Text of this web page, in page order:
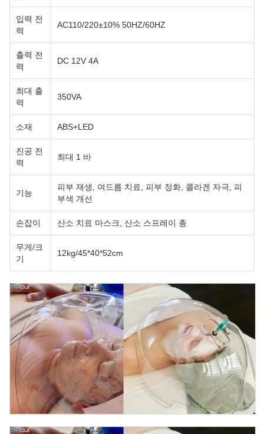
입력 전
력
AC110/220±10% 50HZ/60HZ
출력 전
력
DC 12V 4A
최대 출
력
350VA
소재 ABS+LED
진공 전
력
최대 1 바
기능
피부 재생, 여드름 치료, 피부 정화, 콜라겐 자극, 피
부색 개선
손잡이 산소 치료 마스크, 산소 스프레이 총
무게/크
기
12kg/45*40*52cm